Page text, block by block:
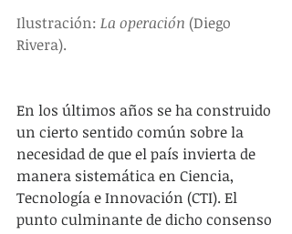
Ilustración: La operación (Diego
Rivera).
En los últimos años se ha construido
un cierto sentido común sobre la
necesidad de que el país invierta de
manera sistemática en Ciencia,
Tecnología e Innovación (CTI). El
punto culminante de dicho consenso